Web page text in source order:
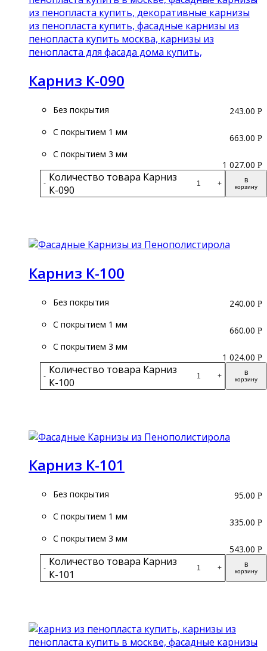
Карниз К-090
Без покрытия
С покрытием 1 мм
С покрытием 3 мм
- Количество товара Карниз
К-090
+
В
корзину
243.00 Р
663.00 Р
1 027.00 Р
Карниз К-100
Без покрытия
С покрытием 1 мм
С покрытием 3 мм
- Количество товара Карниз
К-100
+
В
корзину
240.00 Р
660.00 Р
1 024.00 Р
Карниз К-101
Без покрытия
С покрытием 1 мм
С покрытием 3 мм
- Количество товара Карниз
К-101
+
В
корзину
95.00 Р
335.00 Р
543.00 Р